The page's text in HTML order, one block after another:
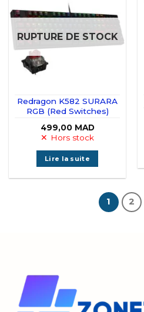
RUPTURE DE STOCK
Redragon K582 SURARA
RGB (Red Switches)
499,00 MAD
Hors stock
Lire la suite
1 2